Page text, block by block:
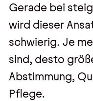
Gerade bei
wird dieser
schwierig. Je
sind, desto
Abstimmung,
Pflege.